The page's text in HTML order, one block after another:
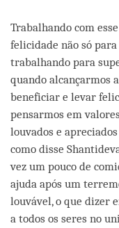
Trabalhando com
felicidade não só
trabalhando para
quando alcançarmos
beneficiar e levar
pensarmos em
louvados e
como disse
vez um pouco de
ajuda após um
louvável, o que dizer
a todos os seres no